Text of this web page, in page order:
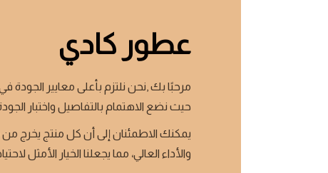
عطور كادي
مرحبًا بك ,نحن نلتزم بأعلى معايير الجودة
حيث نضع الاهتمام بالتفاصيل واختبار
يمكنك الاطمئنان إلى أن كل منتج يخرج من
والأداء العالي، مما يجعلنا الخيار الأمثل